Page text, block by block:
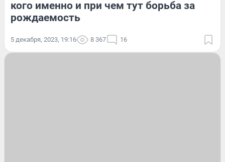
кого именно и при чем тут борьба за
рождаемость
5 декабря, 2023, 19:16 8 367 16